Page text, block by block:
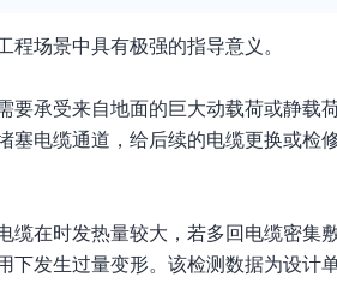
场景中具有极强的指导意义。
承受来自地面的巨大动载荷或静载
电缆通道，给后续的电缆更换或检
在时发热量较大，若多回电缆密集
发生过量变形。该检测数据为设计